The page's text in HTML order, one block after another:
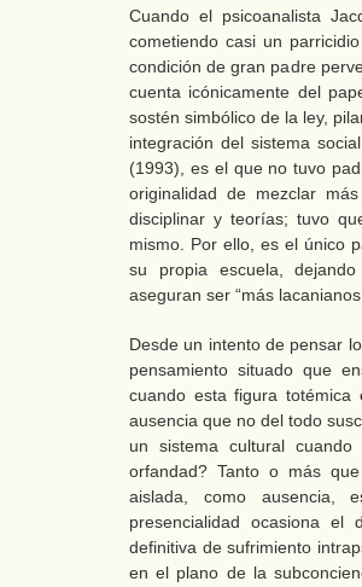
Cuando el psicoanalista
cometiendo casi un
condición de gran padre
cuenta icónicamente del
sostén simbólico de la ley,
integración del sistema
(1993), es el que no tuvo
originalidad de mezclar
disciplinar y teorías; tuvo
mismo. Por ello, es el único
su propia escuela,
aseguran ser “más
Desde un intento de pensar
pensamiento situado que
cuando esta figura
ausencia que no del todo
un sistema cultural
orfandad? Tanto o más
aislada, como ausencia,
presencialidad ocasiona el
definitiva de sufrimiento
en el plano de la